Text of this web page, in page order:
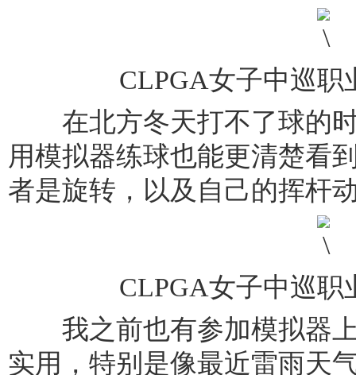
CLPGA女子中巡职
在北方冬天打不了球的时
用模拟器练球也能更清楚看
者是旋转，以及自己的挥杆
CLPGA女子中巡职
我之前也有参加模拟器上
实用，特别是像最近雷雨天